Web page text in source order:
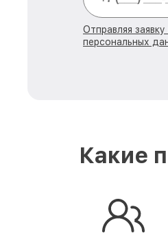
Отправляя
персональных
Какие